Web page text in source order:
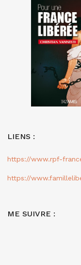
LIENS :
https://www.rpf-
https://
ME SUIVRE :